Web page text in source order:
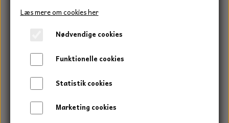
KILEREMME
LEJER
PAKDÅSER
LÅSERINGE
BEFÆSTELSE
HAVE/PARK
UNIVERSALE REMME TIL PLÆNEKLIPPER OG
HAVETRAKTOR
TRAKTOR/ENTREPRENØR
Læs mere om cookies her
Nødvendige cookies
Funktionelle cookies
Statistik cookies
Marketing cookies